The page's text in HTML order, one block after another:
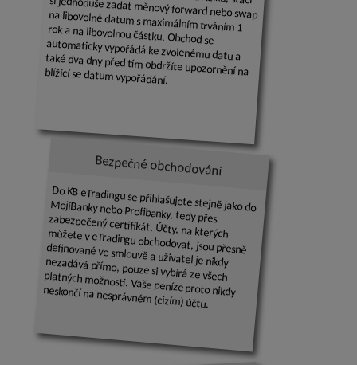
automaticky vypořádá ke zvolenému datu a také dva dny před tím obdržíte upozornění na blížící se datum vypořádání.
Bezpečné obchodování
Do KB eTradingu se přihlašujete stejně jako do
MojíBanky nebo Profibanky, tedy přes zabezpečený certifikát. Účty, na kterých můžete v eTradingu obchodovat, jsou přesně
definované ve smlouvě a uživatel je nikdy nezadává přímo, pouze si vybírá ze všech platných možností. Vaše peníze proto nikdy
neskončí na nesprávném (cizím) účtu.